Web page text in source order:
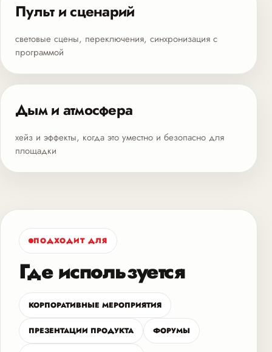
Пульт и сценарий
световые сцены, переключения, синхронизация с
программой
Дым и атмосфера
хейз и эффекты, когда это уместно и безопасно для
площадки
ПОДХОДИТ ДЛЯ
Где используется
КОРПОРАТИВНЫЕ МЕРОПРИЯТИЯ
ПРЕЗЕНТАЦИИ ПРОДУКТА ФОРУМЫ